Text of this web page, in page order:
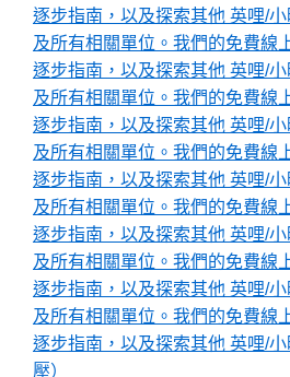
逐步指南，以及探索其他 英哩/
及所有相關單位。我們的免費線
逐步指南，以及探索其他 英哩/
及所有相關單位。我們的免費線
逐步指南，以及探索其他 英哩/
及所有相關單位。我們的免費線
逐步指南，以及探索其他 英哩/
及所有相關單位。我們的免費線
逐步指南，以及探索其他 英哩/
及所有相關單位。我們的免費線
逐步指南，以及探索其他 英哩/
及所有相關單位。我們的免費線
逐步指南，以及探索其他 英哩/
壓）